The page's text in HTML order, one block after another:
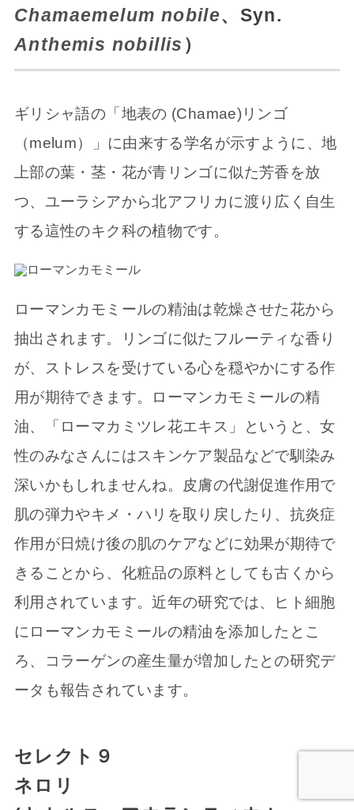
Chamaemelum nobile、Syn.
Anthemis nobillis ）
ギリシャ語の「地表の (Chamae)リンゴ
（melum）」に由来する学名が示すように、地
上部の葉・茎・花が青リンゴに似た芳香を放
つ、ユーラシアから北アフリカに渡り広く自生
する這性のキク科の植物です。
ローマンカモミールの精油は乾燥させた花から
抽出されます。リンゴに似たフルーティな香り
が、ストレスを受けている心を穏やかにする作
用が期待できます。ローマンカモミールの精
油、「ローマカミツレ花エキス」というと、女
性のみなさんにはスキンケア製品などで馴染み
深いかもしれませんね。皮膚の代謝促進作用で
肌の弾力やキメ・ハリを取り戻したり、抗炎症
作用が日焼け後の肌のケアなどに効果が期待で
きることから、化粧品の原料としても古くから
利用されています。近年の研究では、ヒト細胞
にローマンカモミールの精油を添加したとこ
ろ、コラーゲンの産生量が増加したとの研究デ
ータも報告されています。
セレクト９
ネロリ